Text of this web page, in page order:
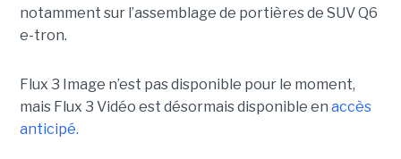
notamment sur l’assemblage de portières de SUV Q6
e-tron.
Flux 3 Image n’est pas disponible pour le moment,
mais Flux 3 Vidéo est désormais disponible en accès
anticipé.